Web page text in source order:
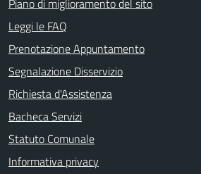
Piano di miglioramento del sito
Leggi le FAQ
Prenotazione Appuntamento
Segnalazione Disservizio
Richiesta d'Assistenza
Bacheca Servizi
Statuto Comunale
Informativa privacy